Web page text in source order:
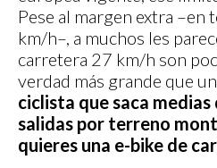
Pese al margen extra –en
km/h–, a muchos les
carretera 27 km/h son
verdad más grande que
ciclista que saca
salidas por terreno
quieres una e-bike de